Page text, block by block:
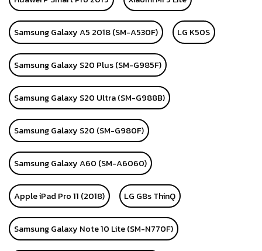
Samsung Galaxy A5 2018 (SM-A530F) LG K50S
Samsung Galaxy S20 Plus (SM-G985F)
Samsung Galaxy S20 Ultra (SM-G988B)
Samsung Galaxy S20 (SM-G980F)
Samsung Galaxy A60 (SM-A6060)
Apple iPad Pro 11 (2018) LG G8s ThinQ
Samsung Galaxy Note 10 Lite (SM-N770F)